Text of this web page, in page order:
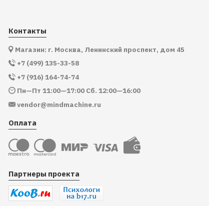
Контакты
Магазин: г. Москва, Ленинский проспект, дом 45
+7 (499) 135-33-58
+7 (916) 164-74-74
Пн—Пт 11:00—17:00 Сб. 12:00—16:00
vendor@mindmachine.ru
Оплата
Партнеры проекта